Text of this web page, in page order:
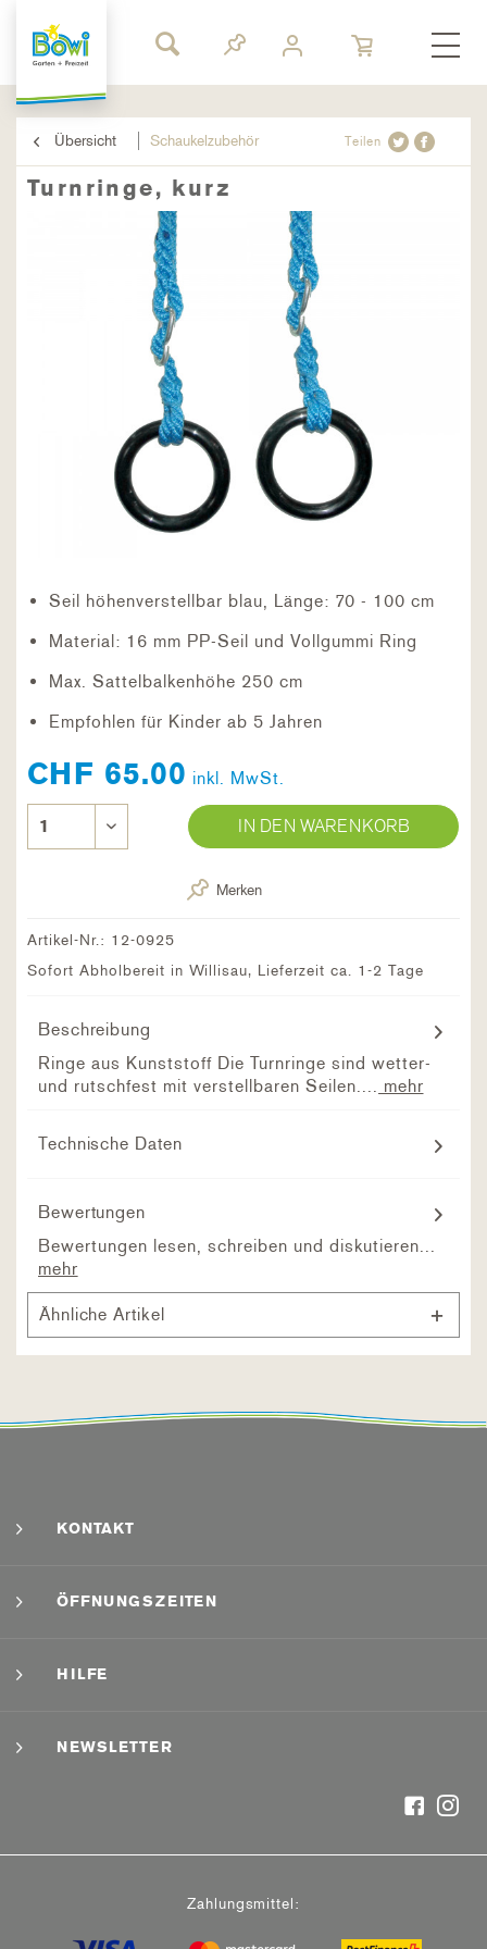
Übersicht Schaukelzubehör Teilen
Turnringe, kurz
Seil höhenverstellbar blau, Länge: 70 - 100 cm
Material: 16 mm PP-Seil und Vollgummi Ring
Max. Sattelbalkenhöhe 250 cm
Empfohlen für Kinder ab 5 Jahren
CHF 65.00 inkl. MwSt.
IN DEN WARENKORB
Merken
Artikel-Nr.: 12-0925
Sofort Abholbereit in Willisau, Lieferzeit ca. 1-2 Tage
Beschreibung
Ringe aus Kunststoff Die Turnringe sind wetter-
und rutschfest mit verstellbaren Seilen....
mehr
Technische Daten
Bewertungen
Bewertungen lesen, schreiben und diskutieren...
mehr
Ähnliche Artikel
KONTAKT
ÖFFNUNGSZEITEN
HILFE
NEWSLETTER
Zahlungsmittel: